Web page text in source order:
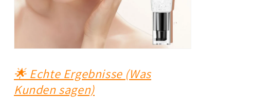
🌟 Echte Ergebnisse (Was
Kunden sagen)